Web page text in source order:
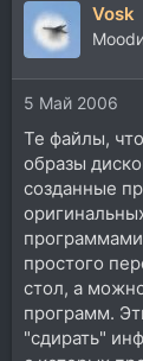
Vosk
5 Май 2006
Те файлы,
образы
созданные
простого
стол, а
программ.
"сдирать"